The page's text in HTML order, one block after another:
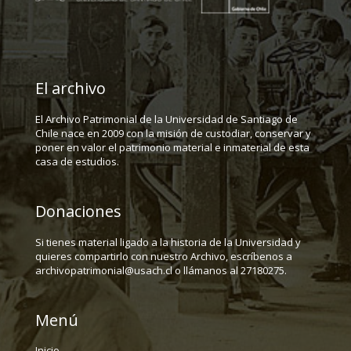
El archivo
El Archivo Patrimonial de la Universidad de Santiago de
Chile nace en 2009 con la misión de custodiar, conservar y
poner en valor el patrimonio material e inmaterial de esta
casa de estudios.
Donaciones
Si tienes material ligado a la historia de la Universidad y
quieres compartirlo con nuestro Archivo, escríbenos a
archivopatrimonial@usach.cl o llámanos al 27180275.
Menú